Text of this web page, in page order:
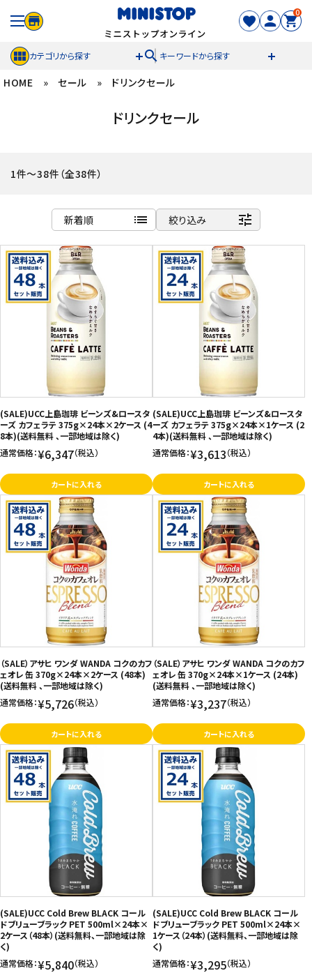
0
カテゴリから探す search キーワードから探す
ACCOUNT MENU
セール商品
カテゴリから探す
スイーツ
お菓子
飲料
酒類
日用品
セール
フードロス
ペット用品
SHOP GUIDE
ご利用ガイド
お問い合わせ
特定商取引法表示について
プライバシーポリシー
利用規約
会社概要
HOME » セール » ドリンクセール
ドリンクセール
1件～38件（全38件）
新着順 list
商品名
新着順
発売日順
価格が安い
価格が高い
お気に入り登録数
絞り込み tune
(SALE)UCC上島珈琲 ビーンズ&ロースタ
ーズ カフェラテ 375g×24本×2ケース (4
8本)(送料無料 、一部地域は除く)
通常価格：¥6,347（税込）
カートに入れる
(SALE)UCC上島珈琲 ビーンズ&ロースタ
ーズ カフェラテ 375g×24本×1ケース (2
4本)(送料無料 、一部地域は除く)
通常価格：¥3,613（税込）
カートに入れる
（SALE）アサヒ ワンダ WANDA コクのカフ
ェオレ 缶 370g×24本×2ケース (48本)
(送料無料 、一部地域は除く)
通常価格：¥5,726（税込）
カートに入れる
（SALE）アサヒ ワンダ WANDA コクのカフ
ェオレ 缶 370g×24本×1ケース (24本)
(送料無料 、一部地域は除く)
通常価格：¥3,237（税込）
カートに入れる
(SALE)UCC Cold Brew BLACK コール
ドブリューブラック PET 500ml×24本×
2ケース（48本）(送料無料、一部地域は除
く)
通常価格：¥5,840（税込）
(SALE)UCC Cold Brew BLACK コール
ドブリューブラック PET 500ml×24本×
1ケース（24本）(送料無料、一部地域は除
く)
通常価格：¥3,295（税込）